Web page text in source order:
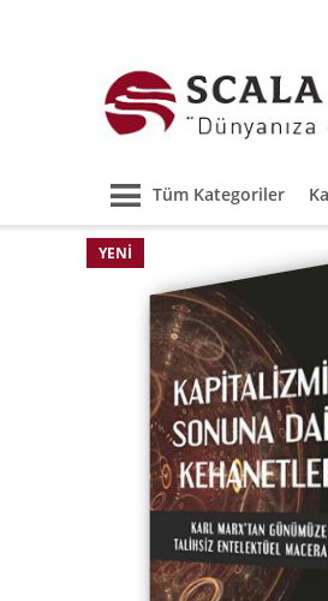
Tüm Kategoriler
YENI